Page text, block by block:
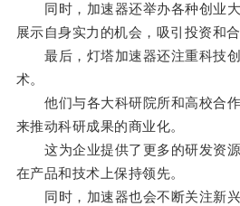
同时，加速器还举办各种创业大
展示自身实力的机会，吸引投资和
最后，灯塔加速器还注重科技创
术。
他们与各大科研院所和高校合作
来推动科研成果的商业化。
这为企业提供了更多的研发资源
在产品和技术上保持领先。
同时，加速器也会不断关注新兴